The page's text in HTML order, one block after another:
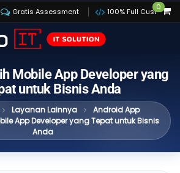
Gratis Assessment 100% Full Custom
0
Mobile App Developer yang
untuk Bisnis Anda
Layanan Lainnya
Android App
App Developer yang Tepat untuk Bisnis
Anda